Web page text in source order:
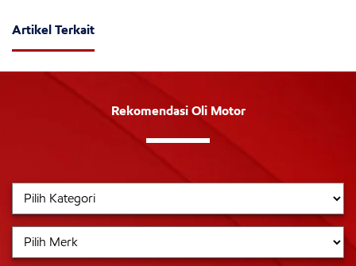
Artikel Terkait
Rekomendasi Oli Motor